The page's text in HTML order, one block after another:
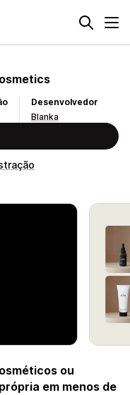
Desenvolvedor
Blanka
ou
em menos de